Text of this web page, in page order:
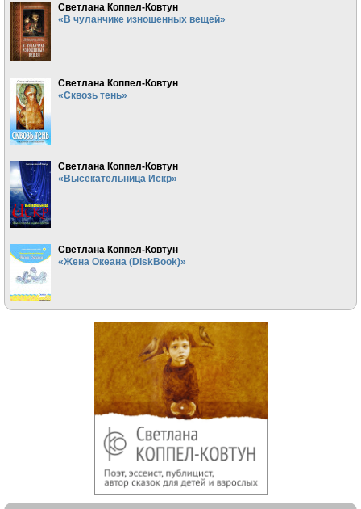
Светлана Коппел-Ковтун
«В чуланчике изношенных вещей»
Светлана Коппел-Ковтун
«Сквозь тень»
Светлана Коппел-Ковтун
«Высекательница Искр»
Светлана Коппел-Ковтун
«Жена Океана (DiskBook)»